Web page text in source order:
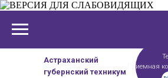
Астраханский
губернский техникум
Приемная